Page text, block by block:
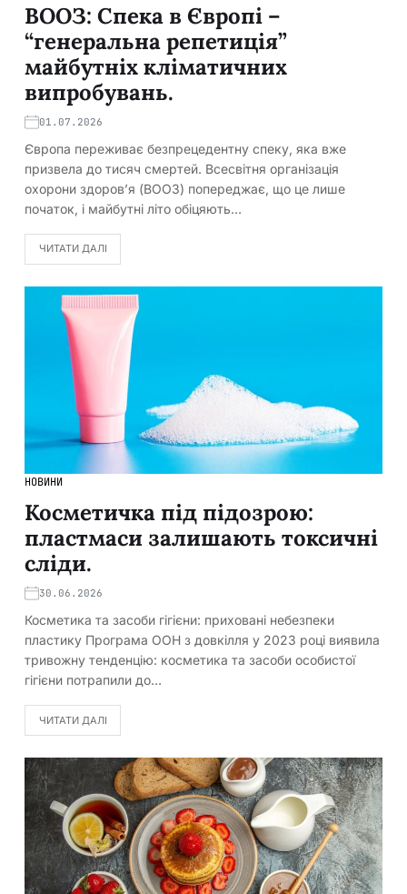
ВООЗ: Спека в Європі –
“генеральна репетиція”
майбутніх кліматичних
випробувань.
01.07.2026
Європа переживає безпрецедентну спеку, яка вже
призвела до тисяч смертей. Всесвітня організація
охорони здоров’я (ВООЗ) попереджає, що це лише
початок, і майбутні літо обіцяють…
ЧИТАТИ ДАЛІ
НОВИНИ
Косметичка під підозрою:
пластмаси залишають токсичні
сліди.
30.06.2026
Косметика та засоби гігієни: приховані небезпеки
пластику Програма ООН з довкілля у 2023 році виявила
тривожну тенденцію: косметика та засоби особистої
гігієни потрапили до…
ЧИТАТИ ДАЛІ